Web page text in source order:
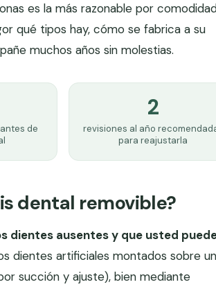
es la más razonable por
qué tipos hay, cómo se fabrica a su
muchos años sin molestias.
de
2
revisiones al año
para reajustarla
dental removible?
dientes ausentes y que usted
dientes artificiales montados sobre
succión y ajuste), bien mediante